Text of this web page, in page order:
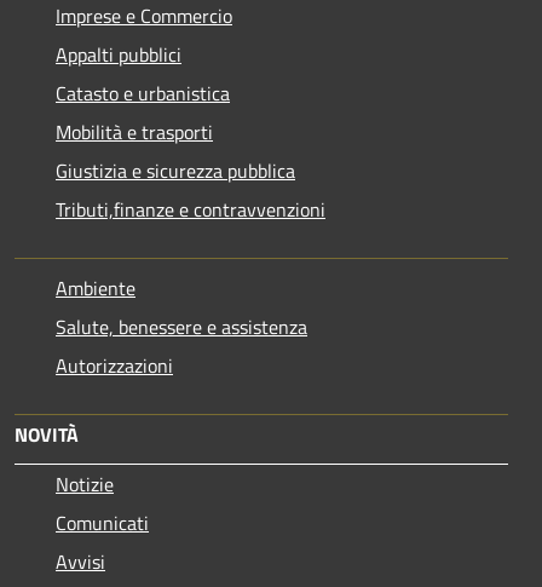
Imprese e Commercio
Appalti pubblici
Catasto e urbanistica
Mobilità e trasporti
Giustizia e sicurezza pubblica
Tributi,finanze e contravvenzioni
Ambiente
Salute, benessere e assistenza
Autorizzazioni
NOVITÀ
Notizie
Comunicati
Avvisi